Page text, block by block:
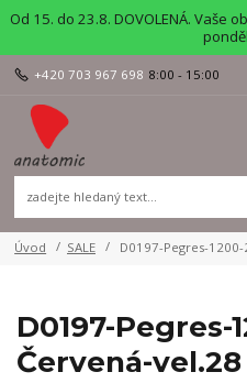
Od 15. do 23.8. DOVOLENÁ. Vaše
+420 703 967 698 8:00 - 15:00
Úvod SALE D0197-Pegres-
D0197-Pegres-
Červená-vel.28